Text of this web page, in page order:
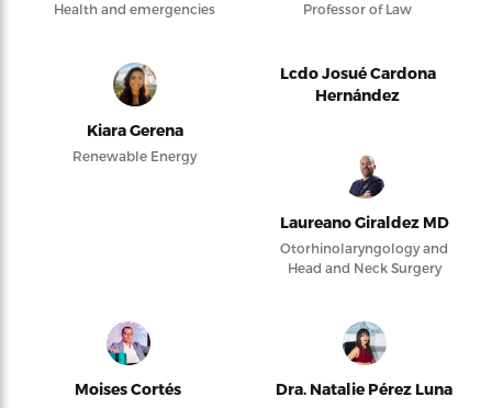
Health and emergencies Professor of Law
Kiara Gerena
Renewable Energy
Lcdo Josué Cardona
Hernández
Laureano Giraldez MD
Otorhinolaryngology and
Head and Neck Surgery
Moises Cortés Dra. Natalie Pérez Luna